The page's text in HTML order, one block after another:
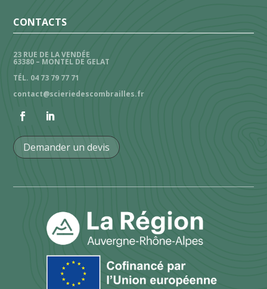
CONTACTS
23 RUE DE LA VENDÉE
63380 – MONTEL DE GELAT
TÉL. 04 73 79 77 71
contact@scieriedescombrailles.fr
Demander un devis